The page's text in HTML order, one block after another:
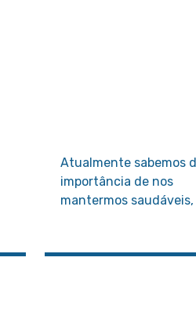
Atualmente sabemos
importância de nos
mantermos
saúde mental.